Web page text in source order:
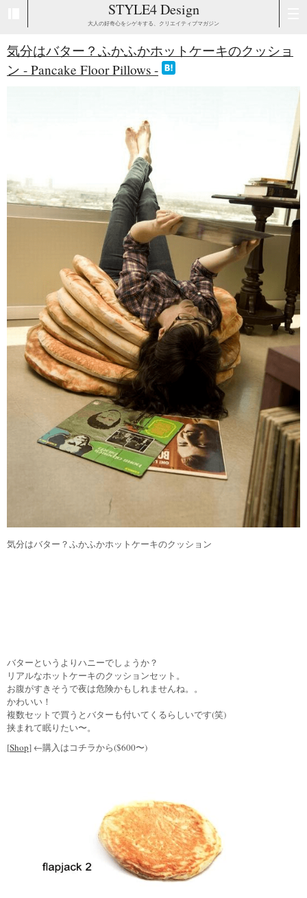
STYLE4 Design
大人の好奇心をシゲキする、クリエイティブマガジン
気分はバター？ふかふかホットケーキのクッショ
ン - Pancake Floor Pillows -
気分はバター？ふかふかホットケーキのクッション
バターというよりハニーでしょうか？
リアルなホットケーキのクッションセット。
お腹がすきそうで夜は危険かもしれませんね。。
かわいい！
複数セットで買うとバターも付いてくるらしいです(笑)
挟まれて眠りたい〜。
[Shop] ←購入はコチラから($600〜)